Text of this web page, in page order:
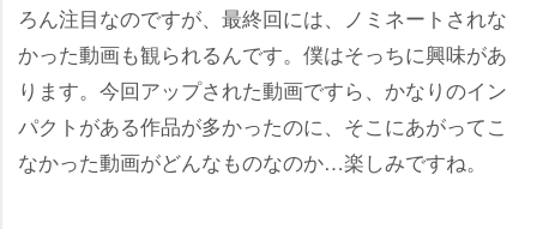
ろん注目なのですが、最終回には、ノミネートされな
かった動画も観られるんです。僕はそっちに興味があ
ります。今回アップされた動画ですら、かなりのイン
パクトがある作品が多かったのに、そこにあがってこ
なかった動画がどんなものなのか…楽しみですね。